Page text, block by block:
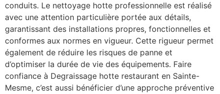
conduits. Le nettoyage hotte professionnelle est réalisé
avec une attention particulière portée aux détails,
garantissant des installations propres, fonctionnelles et
conformes aux normes en vigueur. Cette rigueur permet
également de réduire les risques de panne et
d’optimiser la durée de vie des équipements. Faire
confiance à Degraissage hotte restaurant en Sainte-
Mesme, c’est aussi bénéficier d’une approche préventive